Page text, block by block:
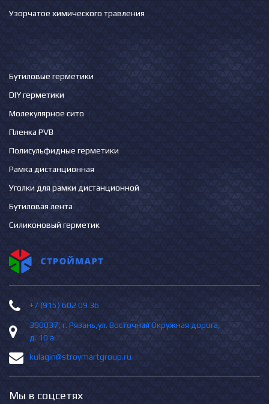
Узорчатое химического травления
Бутиловые герметики
DIY герметики
Молекулярное сито
Пленка PVB
Полисульфидные герметики
Рамка дистанционная
Уголки для рамки дистанционной
Бутиловая лента
Силиконовый герметик
+7 (915) 602 09 36
390037, г. Рязань,ул. Восточная Окружная дорога,
д. 10 а
kulagin@stroymartgroup.ru
Мы в соцсетях